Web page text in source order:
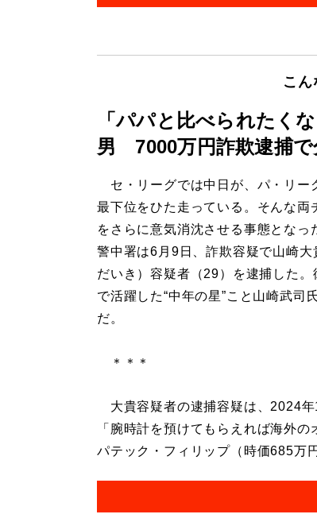
こ
「パパと比べられたく
男 7000万円詐欺逮捕で
セ・リーグでは中日が、パ・リー
最下位をひた走っている。そんな両
をさらに意気消沈させる事態とな
警中署は6月9日、詐欺容疑で山崎大
だいき）容疑者（29）を逮捕した。
で活躍した“中年の星”こと山崎武司
だ。
＊＊＊
大貴容疑者の逮捕容疑は、2024
「腕時計を預けてもらえれば海外
パテック・フィリップ（時価685万